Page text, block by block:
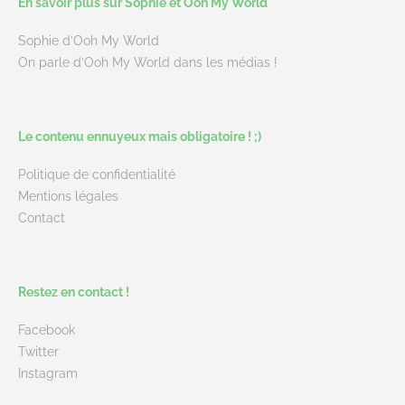
Sophie d’Ooh My World
On parle d’Ooh My World dans les médias !
Le contenu ennuyeux mais obligatoire ! ;)
Politique de confidentialité
Mentions légales
Contact
Restez en contact !
Facebook
Twitter
Instagram